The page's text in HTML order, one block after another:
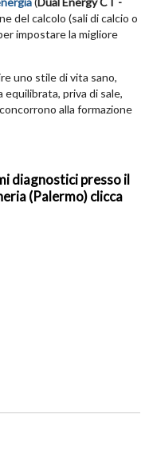
del calcolo (sali di calcio o
impostare la migliore
uno stile di vita sano,
priva di sale,
alla formazione
diagnostici presso il
(Palermo) clicca